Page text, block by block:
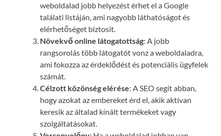
weboldalad jobb helyezést érhet el a Google
találati listáján, ami nagyobb láthatóságot és
elérhetőséget biztosít.
Növekvő online látogatottság: A jobb
rangsorolás több látogatót vonz a weboldaladra,
ami fokozza az érdeklődést és potenciális ügyfelek
számát.
Célzott közönség elérése: A SEO segít abban,
hogy azokat az embereket érd el, akik aktívan
keresik az általad kínált termékeket vagy
szolgáltatásokat.